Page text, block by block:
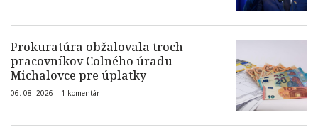
Prokuratúra obžalovala troch
pracovníkov Colného úradu
Michalovce pre úplatky
06. 08. 2026 | 1 komentár